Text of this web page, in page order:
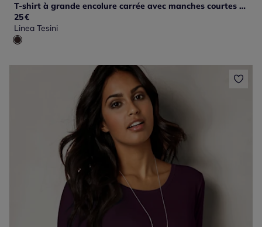
T-shirt à grande encolure carrée avec manches courtes et coupe ajustée
25€
Linea Tesini